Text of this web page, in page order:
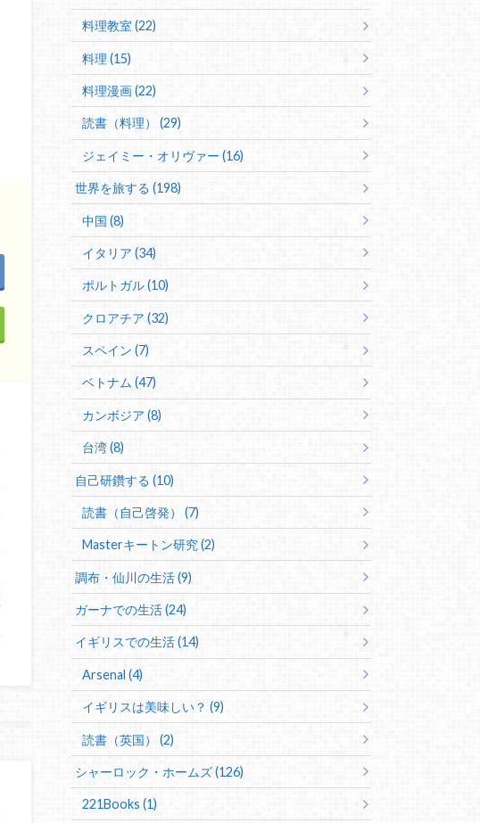
料理教室 (22)
料理 (15)
料理漫画 (22)
読書（料理） (29)
ジェイミー・オリヴァー (16)
世界を旅する (198)
中国 (8)
イタリア (34)
ポルトガル (10)
クロアチア (32)
スペイン (7)
ベトナム (47)
カンボジア (8)
台湾 (8)
自己研鑽する (10)
読書（自己啓発） (7)
Masterキートン研究 (2)
調布・仙川の生活 (9)
ガーナでの生活 (24)
イギリスでの生活 (14)
Arsenal (4)
イギリスは美味しい？ (9)
読書（英国） (2)
シャーロック・ホームズ (126)
221Books (1)